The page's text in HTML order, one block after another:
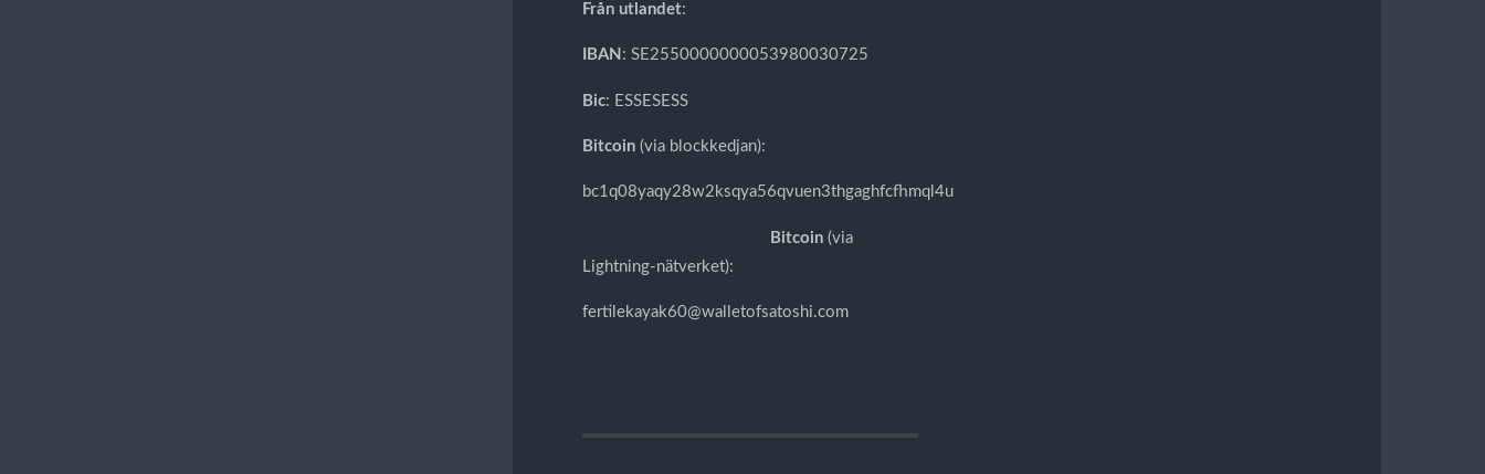
Från utlandet:
IBAN : SE2550000000053980030725
Bic: ESSESESS
Bitcoin(via blockkedjan):
bc1q08yaqy28w2ksqya56qvuen3thgaghfcfhmql4u
Bitcoin(via
Lightning-nätverket):
fertilekayak60@walletofsatoshi.com